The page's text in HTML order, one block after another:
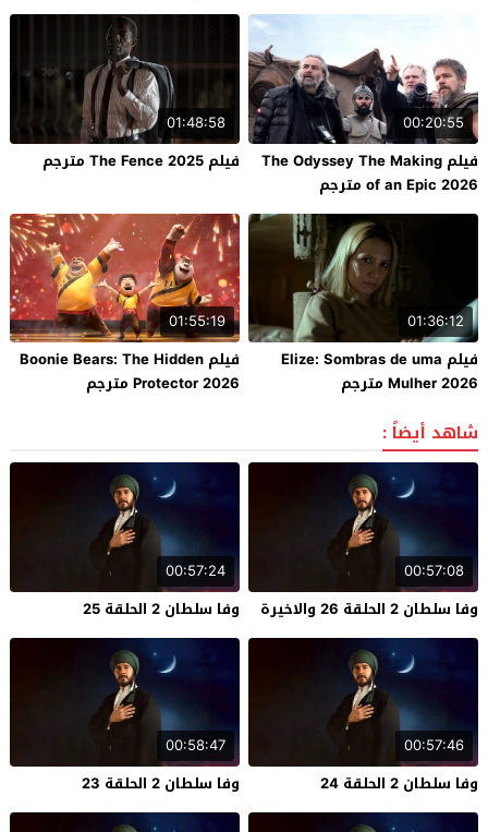
00:20:55
فيلم The Odyssey The Making
of an Epic 2026 مترجم
01:48:58
فيلم The Fence 2025 مترجم
01:36:12
فيلم Elize: Sombras de uma
Mulher 2026 مترجم
01:55:19
فيلم Boonie Bears: The Hidden
Protector 2026 مترجم
شاهد أيضاً :
00:57:08
وفا سلطان 2 الحلقة 26 والاخيرة
00:57:24
وفا سلطان 2 الحلقة 25
00:57:46
وفا سلطان 2 الحلقة 24
00:58:47
وفا سلطان 2 الحلقة 23